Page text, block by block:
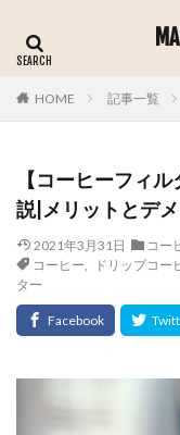
HOME 記事一覧
【コーヒーフィ
説|メリットとデ
2021年3月31日
コー
コーヒー
ドリップコー
ター